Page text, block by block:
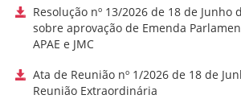
Resolução nº 13/2026 de 18 de Junho
sobre aprovação de Emenda
APAE e JMC
Ata de Reunião nº 1/2026 de 18 de
Reunião Extraordinária